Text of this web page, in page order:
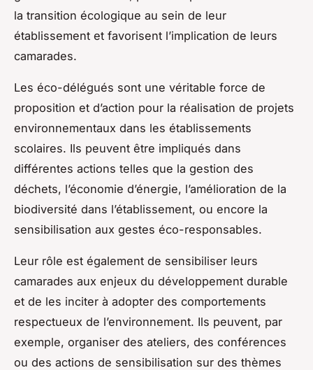
la transition écologique au sein de leur
établissement et favorisent l’implication de leurs
camarades.
Les éco-délégués sont une véritable force de
proposition et d’action pour la réalisation de projets
environnementaux dans les établissements
scolaires. Ils peuvent être impliqués dans
différentes actions telles que la gestion des
déchets, l’économie d’énergie, l’amélioration de la
biodiversité dans l’établissement, ou encore la
sensibilisation aux gestes éco-responsables.
Leur rôle est également de sensibiliser leurs
camarades aux enjeux du développement durable
et de les inciter à adopter des comportements
respectueux de l’environnement. Ils peuvent, par
exemple, organiser des ateliers, des conférences
ou des actions de sensibilisation sur des thèmes